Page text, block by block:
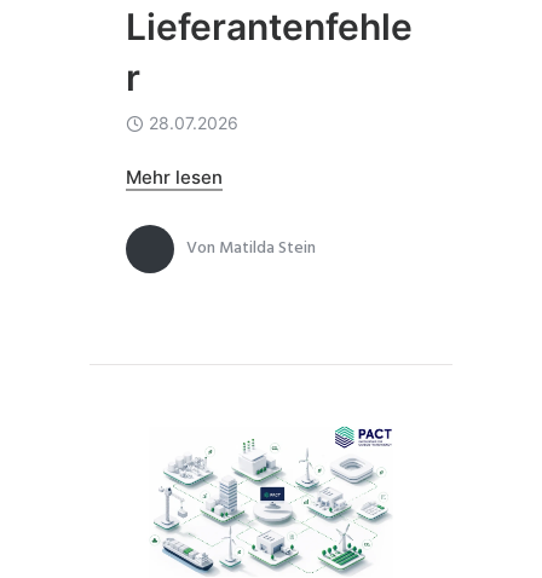
Lieferantenfehle
r
28.07.2026
Mehr lesen
Von Matilda Stein